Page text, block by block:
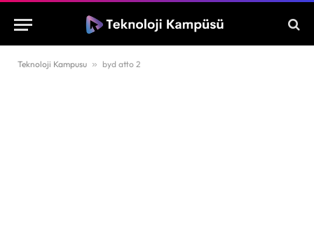
Teknoloji Kampusu » byd atto 2